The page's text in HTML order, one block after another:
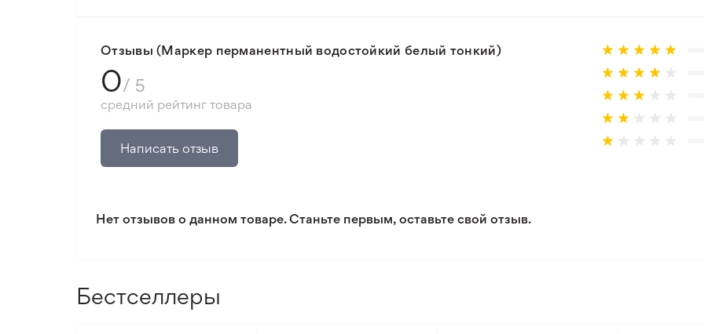
Отзывы (Маркер перманентный водостойкий белый тонкий)
0/ 5
средний рейтинг товара
Написать отзыв
Нет отзывов о данном товаре. Станьте первым, оставьте свой отзыв.
Бестселлеры